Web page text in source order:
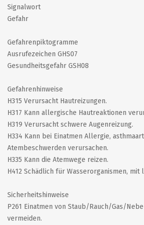
Signalwort
Gefahr
Gefahrenpiktogramme
Ausrufezeichen GHS07
Gesundheitsgefahr GSH08
Gefahrenhinweise
H315 Verursacht Hautreizungen.
H317 Kann allergische Hautreaktionen
H319 Verursacht schwere Augenreizung.
H334 Kann bei Einatmen Allergie,
Atembeschwerden verursachen.
H335 Kann die Atemwege reizen.
H412 Schädlich für Wasserorganismen,
Sicherheitshinweise
P261 Einatmen von Staub/Rauch/Gas/
vermeiden.